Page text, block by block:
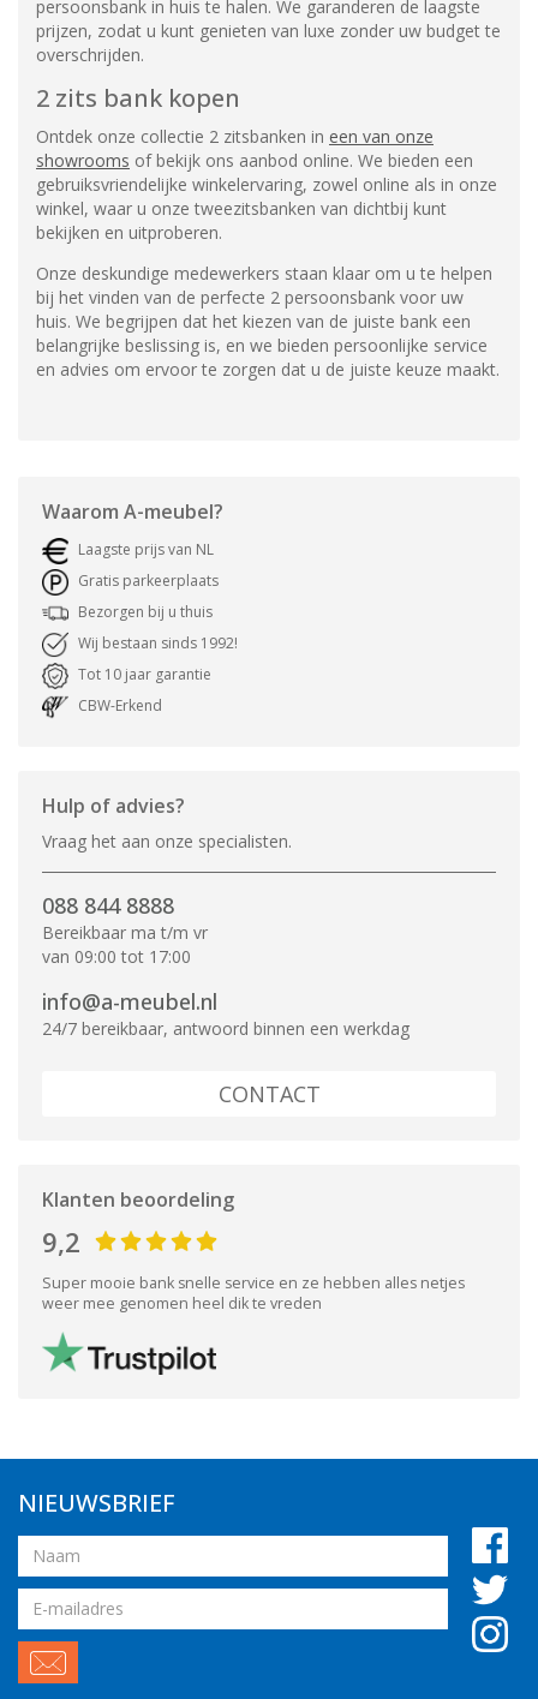
persoonsbank in huis te halen. We garanderen de laagste
prijzen, zodat u kunt genieten van luxe zonder uw budget te
overschrijden.
2 zits bank kopen
Ontdek onze collectie 2 zitsbanken in een van onze
showrooms of bekijk ons aanbod online. We bieden een
gebruiksvriendelijke winkelervaring, zowel online als in onze
winkel, waar u onze tweezitsbanken van dichtbij kunt
bekijken en uitproberen.
Onze deskundige medewerkers staan klaar om u te helpen
bij het vinden van de perfecte 2 persoonsbank voor uw
huis. We begrijpen dat het kiezen van de juiste bank een
belangrijke beslissing is, en we bieden persoonlijke service
en advies om ervoor te zorgen dat u de juiste keuze maakt.
Waarom A-meubel?
Laagste prijs van NL
Gratis parkeerplaats
Bezorgen bij u thuis
Wij bestaan sinds 1992!
Tot 10 jaar garantie
CBW-Erkend
Hulp of advies?
Vraag het aan onze specialisten.
088 844 8888
Bereikbaar ma t/m vr
van 09:00 tot 17:00
info@a-meubel.nl
24/7 bereikbaar, antwoord binnen een werkdag
CONTACT
Klanten beoordeling
9,2
Super mooie bank snelle service en ze hebben alles netjes
weer mee genomen heel dik te vreden
NIEUWSBRIEF
Naam
Email